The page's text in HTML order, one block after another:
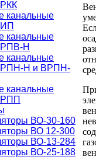
канальные
канальные
Н
канальные
Н и ВРПН-
канальные
ВО-30-160
ВО 12-300
ВО-13-284
ВО-25-188